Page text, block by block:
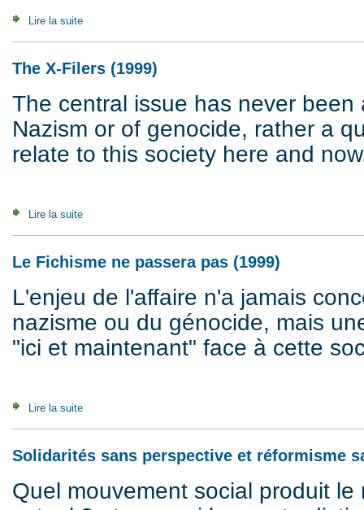
Lire la suite
The X-Filers (1999)
The central issue has never
Nazism or of genocide, rather a
relate to this society here and
Lire la suite
Le Fichisme ne passera pas (1999)
L'enjeu de l'affaire n'a jamais
nazisme ou du génocide, mais
"ici et maintenant" face à cette
Lire la suite
Solidarités sans perspective et réformisme
Quel mouvement social produit le